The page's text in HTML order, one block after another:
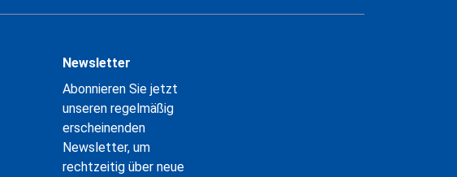
Newsletter
Abonnieren Sie jetzt
unseren regelmäßig
erscheinenden
Newsletter, um
rechtzeitig über neue